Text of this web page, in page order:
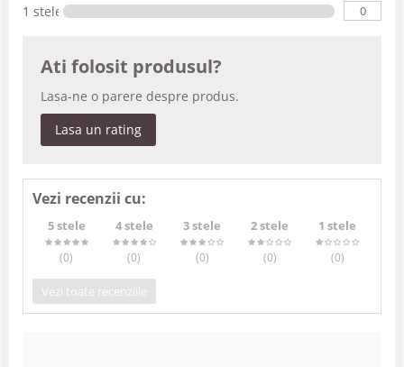
1 stele 0
Ati folosit produsul?
Lasa-ne o parere despre produs.
Lasa un rating
Vezi recenzii cu:
5 stele
(0)
4 stele
(0)
3 stele
(0)
2 stele
(0)
1 stele
(0)
Vezi toate recenziile